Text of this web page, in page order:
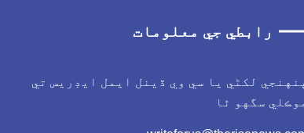
رابطي جي معلومات
پنهنجي لکڻي يا سي وي ڏينل ايمل ايڊريس تي
سگهو ٿا